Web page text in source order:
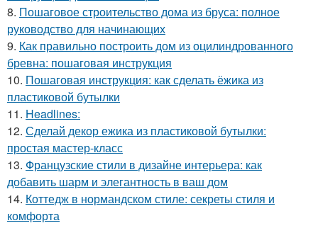
8. Пошаговое строительство дома из бруса: полное
руководство для начинающих
9. Как правильно построить дом из оцилиндрованного
бревна: пошаговая инструкция
10. Пошаговая инструкция: как сделать ёжика из
пластиковой бутылки
11. Headlines:
12. Сделай декор ежика из пластиковой бутылки:
простая мастер-класс
13. Французские стили в дизайне интерьера: как
добавить шарм и элегантность в ваш дом
14. Коттедж в нормандском стиле: секреты стиля и
комфорта